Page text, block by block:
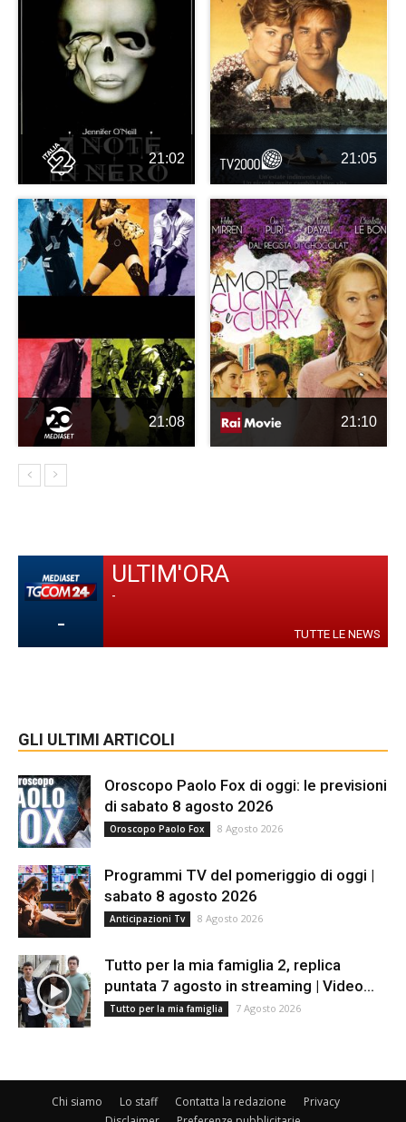
21:02 21:05
21:08 21:10
-
ULTIM'ORA
-
TUTTE LE NEWS
GLI ULTIMI ARTICOLI
Oroscopo Paolo Fox di oggi: le previsioni
di sabato 8 agosto 2026
Oroscopo Paolo Fox 8 Agosto 2026
Programmi TV del pomeriggio di oggi |
sabato 8 agosto 2026
Anticipazioni Tv 8 Agosto 2026
Tutto per la mia famiglia 2, replica
puntata 7 agosto in streaming | Video...
Tutto per la mia famiglia 7 Agosto 2026
Chi siamo Lo staff Contatta la redazione
Privacy